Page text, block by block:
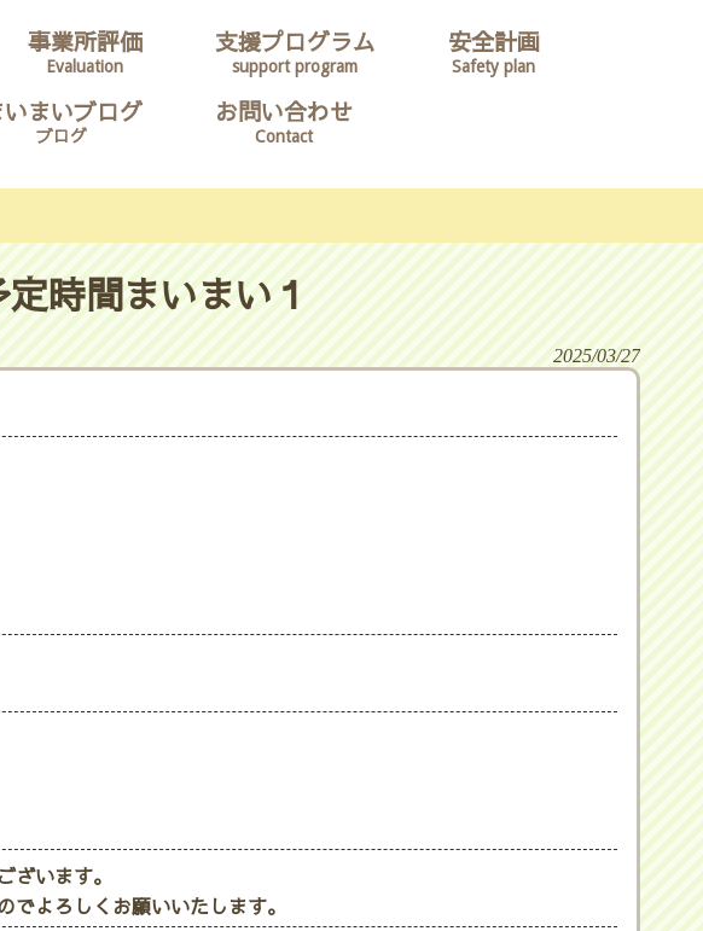
事業所評価
Evaluation
支援プログラム
support program
安全計画
Safety plan
いまいブログ
ブログ
お問い合わせ
Contact
時間まいまい１
2025/03/27
ざいます。
よろしくお願いいたします。